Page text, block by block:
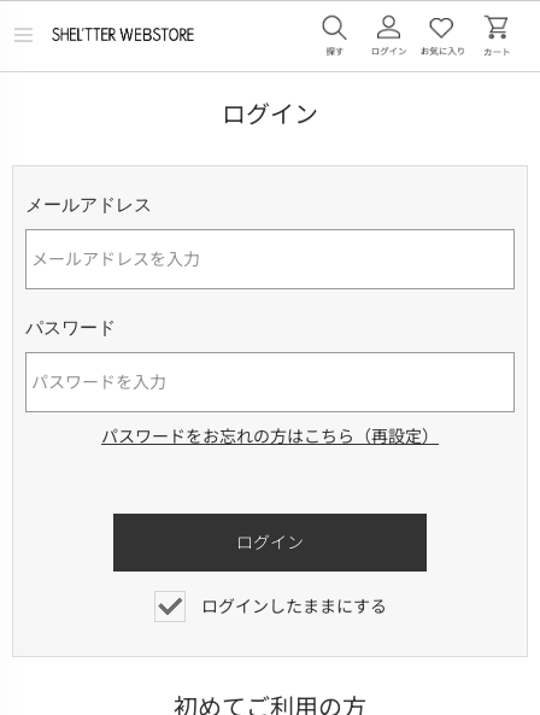
メ
ログイン
メールアドレス
パスワード
パスワードをお忘れの方はこちら（再設定）
ログインしたままにする